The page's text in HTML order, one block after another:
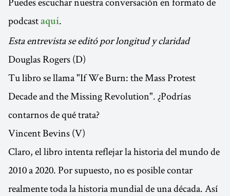
podcast aquí.
Esta entrevista se editó por longitud y claridad
Douglas Rogers (D)
Tu libro se llama "If We Burn: the Mass Protest
Decade and the Missing Revolution". ¿Podrías
contarnos de qué trata?
Vincent Bevins (V)
Claro, el libro intenta reflejar la historia del mundo de
2010 a 2020. Por supuesto, no es posible contar
realmente toda la historia mundial de una década. Así